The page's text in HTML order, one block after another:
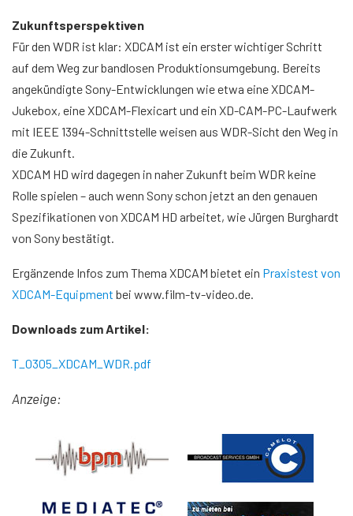
Zukunftsperspektiven
Für den WDR ist klar: XDCAM ist ein erster wichtiger Schritt
auf dem Weg zur bandlosen Produktionsumgebung. Bereits
angekündigte Sony-Entwicklungen wie etwa eine XDCAM-
Jukebox, eine XDCAM-Flexicart und ein XD-CAM-PC-Laufwerk
mit IEEE 1394-Schnittstelle weisen aus WDR-Sicht den Weg in
die Zukunft.
XDCAM HD wird dagegen in naher Zukunft beim WDR keine
Rolle spielen – auch wenn Sony schon jetzt an den genauen
Spezifikationen von XDCAM HD arbeitet, wie Jürgen Burghardt
von Sony bestätigt.
Ergänzende Infos zum Thema XDCAM bietet ein Praxistest von
XDCAM-Equipment bei www.film-tv-video.de.
Downloads zum Artikel:
T_0305_XDCAM_WDR.pdf
Anzeige: